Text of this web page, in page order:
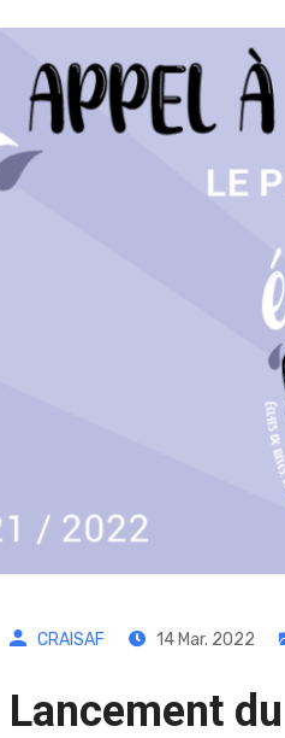
CRAISAF 14 Mar. 2022
Lancement